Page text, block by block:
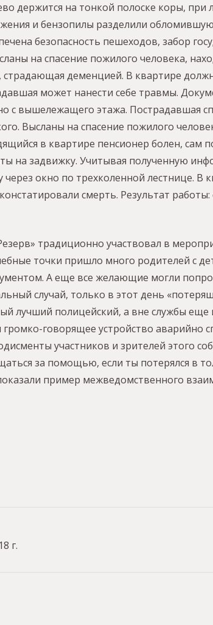
держится на тонкой полоске коры,
и бензопилы разделили
безопасность пешеходов, забор
на спасение пожилого человека,
страдающая деменцией. В квартире
может нанести себе травмы.
с вышележащего этажа. Пострадавшая
Высланы на спасение пожилого
в квартире пенсионер болен,
на задвижку. Учитывая полученную
окно по трехколенной лестнице.
смерть. Результат
традиционно участвовал в
точки пришло много родителей с
А еще все желающие могли
случай, только в этот день
лучший полицейский, а вне службы еще
громко-говорящее устройство аварийно
участников и зрителей этого
за помощью, если ты потерялся в
пример межведомственного
г.